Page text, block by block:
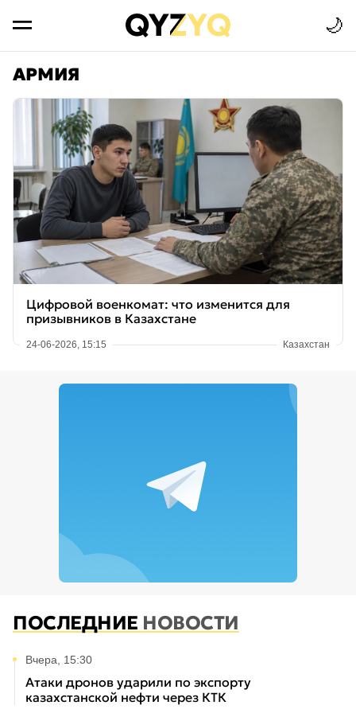
🌙
АРМИЯ
Цифровой военкомат: что изменится для
призывников в Казахстане
24-06-2026, 15:15 Казахстан
ПОСЛЕДНИЕ НОВОСТИ
Вчера, 15:30
Атаки дронов ударили по экспорту
казахстанской нефти через КТК